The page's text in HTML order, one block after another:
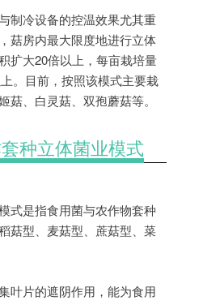
制冷设备的控温效果尤其重
菇房内最大限度地进行立体
扩大20倍以上，每亩栽培量
。目前，按照该模式主要栽
菇、白灵菇、双孢蘑菇等。
种立体菌业模式
式是指食用菌与农作物套种
菇型、麦菇型、蔗菇型、菜
叶片的遮阴作用，能为食用